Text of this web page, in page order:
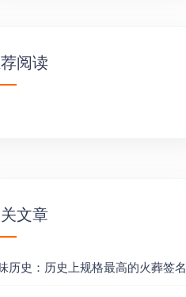
阅读
文章
历史：历史上规格最高的火葬签名